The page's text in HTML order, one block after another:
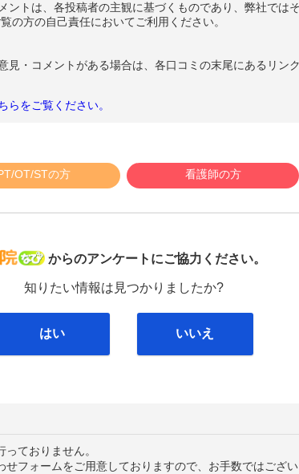
ントは、各投稿者の主観に基づくものであり、弊社では
の方の自己責任においてご利用ください。
見・コメントがある場合は、各口コミの末尾にあるリン
をご覧ください。
OT/STの方 看護師の方
病院なび
からのアンケートにご協力ください。
知りたい情報は見つかりましたか?
はい いいえ
ておりません。
せフォームをご用意しておりますので、お手数ではござ